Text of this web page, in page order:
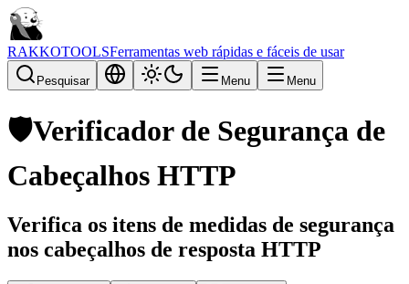
RAKKOTOOLSFerramentas web rápidas e fáceis de usar
Pesquisar Menu Menu
🛡️Verificador de Segurança de
Cabeçalhos HTTP
Verifica os itens de medidas de segurança
nos cabeçalhos de resposta HTTP